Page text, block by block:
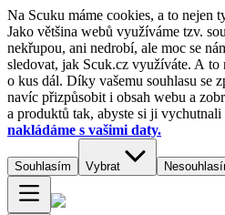
Na Scuku máme cookies, a to nejen
Jako většina webů využíváme tzv.
nekřupou, ani nedrobí, ale moc se
sledovat, jak Scuk.cz využíváte. A to
o kus dál. Díky vašemu souhlasu se
navíc přizpůsobit i obsah webu a
a produktů tak, abyste si ji vychutnali
nakládáme s vašimi daty.
Souhlasím Vybrat